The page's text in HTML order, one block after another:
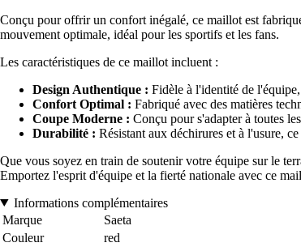
Conçu pour offrir un confort inégalé, ce maillot est
mouvement optimale, idéal pour les sportifs et les fans.
Les caractéristiques de ce maillot incluent :
Design Authentique : Fidèle à l'identité de
Confort Optimal : Fabriqué avec des matières
Coupe Moderne : Conçu pour s'adapter à toutes
Durabilité : Résistant aux déchirures et à l'usure,
Que vous soyez en train de soutenir votre équipe sur le
Emportez l'esprit d'équipe et la fierté nationale avec ce
Informations complémentaires
Marque
Saeta
Couleur
red